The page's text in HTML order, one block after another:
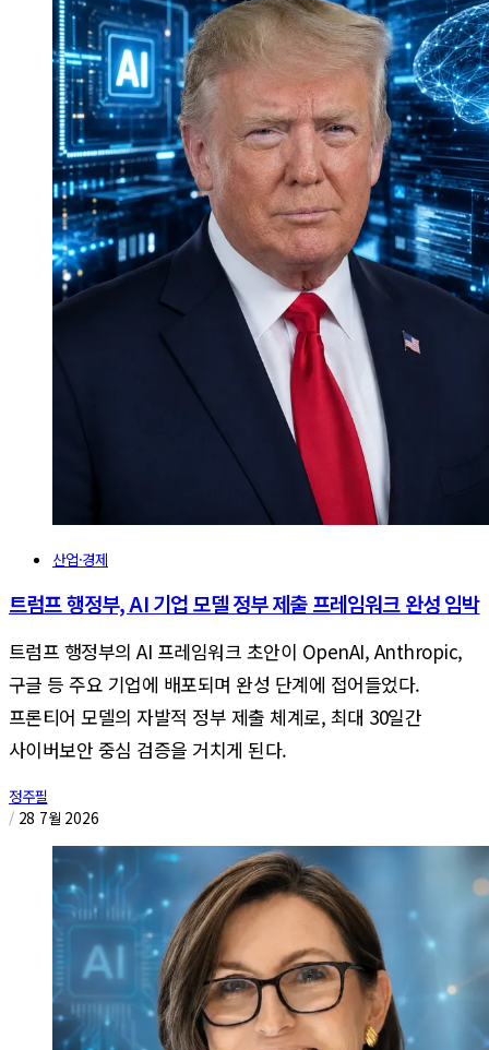
산업·경제
트럼프 행정부, AI 기업 모델 정부 제출 프레임워크 완성 임박
트럼프 행정부의 AI 프레임워크 초안이 OpenAI, Anthropic,
구글 등 주요 기업에 배포되며 완성 단계에 접어들었다.
프론티어 모델의 자발적 정부 제출 체계로, 최대 30일간
사이버보안 중심 검증을 거치게 된다.
정주필
/ 28 7월 2026